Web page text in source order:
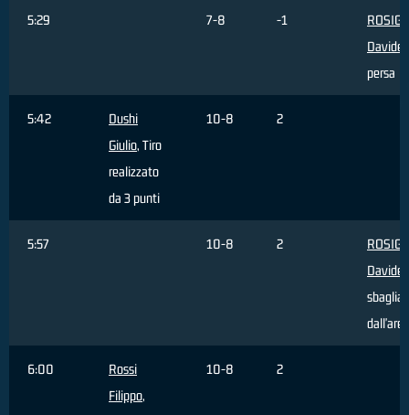
5:29 7-8 -1
Davide
persa
5:42
Dushi
Giulio, Tiro
realizzato
da 3 punti
10-8 2
5:57 10-8 2
Davide
dall'area
6:00
Rossi
Filippo,
10-8 2